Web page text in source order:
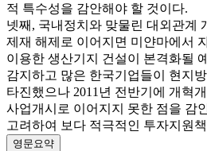
적 특수성을 감안해야 할 것이다.
넷째, 국내정치와 맞물린 대외관계
제재 해제로 이어지면 미얀마에서
이용한 생산기지 건설이 본격화될
감지하고 많은 한국기업들이 현지
타진했으나 2011년 전반기에 개혁
사업개시로 이어지지 못한 점을 감
고려하여 보다 적극적인 투자지원
영문요약